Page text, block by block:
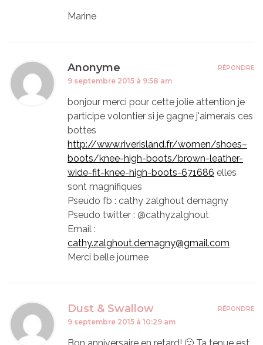
Marine
Anonyme
9 septembre 2015 à 9:58 am
bonjour merci pour cette jolie attention je
participe volontier si je gagne j'aimerais ces
bottes
http://www.riverisland.fr/women/shoes–
boots/knee-high-boots/brown-leather-
wide-fit-knee-high-boots-671686 elles
sont magnifiques
Pseudo fb : cathy zalghout demagny
Pseudo twitter : @cathyzalghout
Email :
cathy.zalghout.demagny@gmail.com
Merci belle journee
RÉPONDRE
Dust & Swallow
9 septembre 2015 à 10:29 am
RÉPONDRE